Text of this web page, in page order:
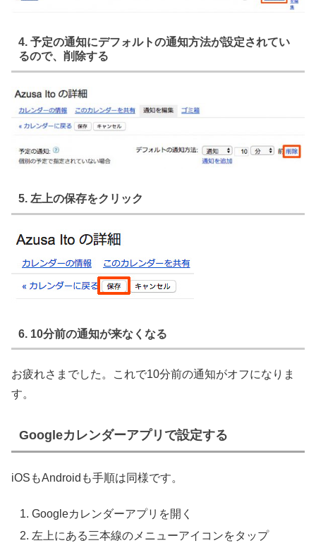
4. 予定の通知にデフォルトの通知方法が設定されてい
るので、削除する
5. 左上の保存をクリック
6. 10分前の通知が来なくなる
お疲れさまでした。これで10分前の通知がオフになりま
す。
Googleカレンダーアプリで設定する
iOSもAndroidも手順は同様です。
Googleカレンダーアプリを開く
左上にある三本線のメニューアイコンをタップ